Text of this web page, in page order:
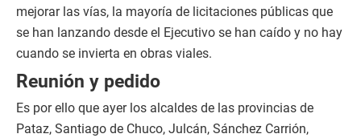
mejorar las vías, la mayoría de licitaciones públicas que
se han lanzando desde el Ejecutivo se han caído y no hay
cuando se invierta en obras viales.
Reunión y pedido
Es por ello que ayer los alcaldes de las provincias de
Pataz, Santiago de Chuco, Julcán, Sánchez Carrión,